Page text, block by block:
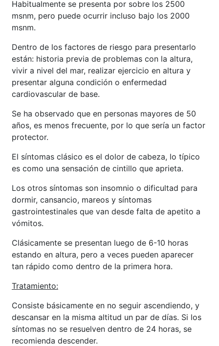
Habitualmente se presenta por sobre los 2500
msnm, pero puede ocurrir incluso bajo los 2000
msnm.
Dentro de los factores de riesgo para presentarlo
están: historia previa de problemas con la altura,
vivir a nivel del mar, realizar ejercicio en altura y
presentar alguna condición o enfermedad
cardiovascular de base.
Se ha observado que en personas mayores de 50
años, es menos frecuente, por lo que sería un factor
protector.
El síntomas clásico es el dolor de cabeza, lo típico
es como una sensación de cintillo que aprieta.
Los otros síntomas son insomnio o dificultad para
dormir, cansancio, mareos y síntomas
gastrointestinales que van desde falta de apetito a
vómitos.
Clásicamente se presentan luego de 6-10 horas
estando en altura, pero a veces pueden aparecer
tan rápido como dentro de la primera hora.
Tratamiento:
Consiste básicamente en no seguir ascendiendo, y
descansar en la misma altitud un par de días. Si los
síntomas no se resuelven dentro de 24 horas, se
recomienda descender.